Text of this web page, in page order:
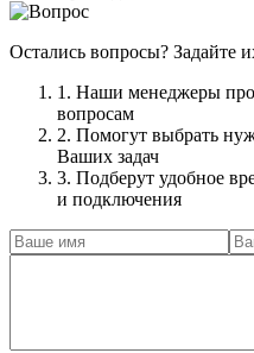
Остались вопросы? Задайте
1. Наши менеджеры
вопросам
2. Помогут выбрать
Ваших задач
3. Подберут удобное
и подключения